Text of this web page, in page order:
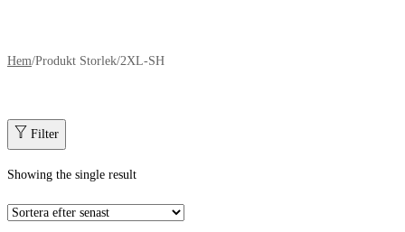
Hem/Produkt Storlek/2XL-SH
Filter
Showing the single result